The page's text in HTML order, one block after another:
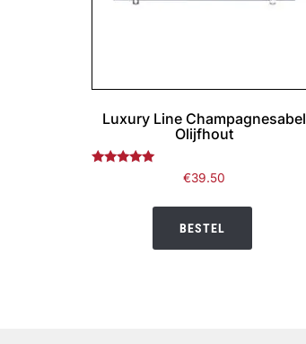
Luxury Line Champagnesabel
Olijfhout
€39.50
BESTEL